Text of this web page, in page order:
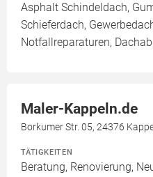
Asphalt Schindeldach,
Schieferdach,
Notfallreparaturen,
Maler-Kappeln.de
Borkumer Str. 05, 24376
TÄTIGKEITEN
Beratung, Renovierung,